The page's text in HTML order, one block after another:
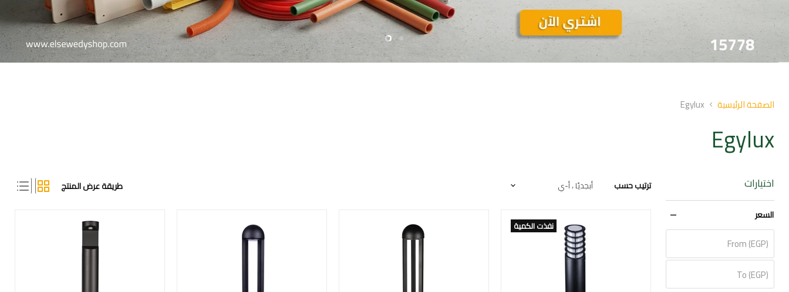
Slide
1
Slide
2
Slide
الصفحة الرئيسية Egylux
Egylux
اختيارات
السعر
From (EGP)
To (EGP)
ترتيب حسب طريقة عرض المنتج
نفذت الكمية